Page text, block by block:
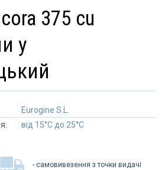
у
Eurogine S.L.
від 15°C до 25°C
- самовивезення з точки видачі